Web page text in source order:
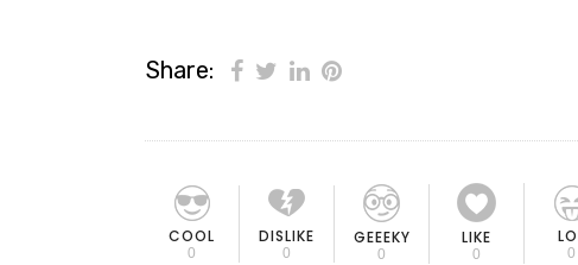
Share:
COOL
0
DISLIKE
0
GEEEKY
0
LIKE
0 0